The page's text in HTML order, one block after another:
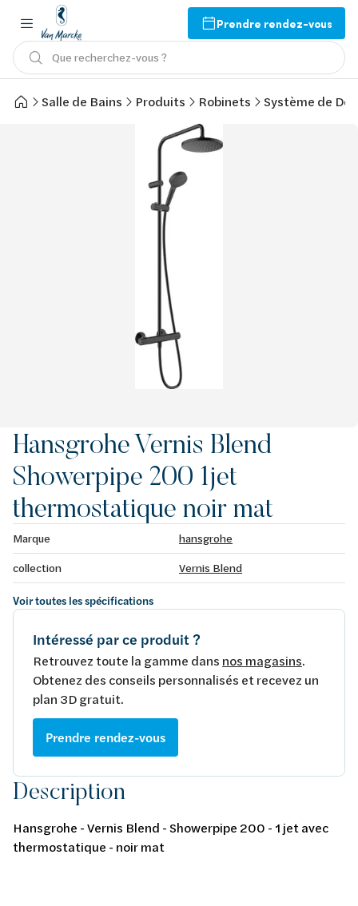
Prendre rendez-vous
Que recherchez-vous ?
Salle de Bains Produits Robinets Système de
Hansgrohe Vernis Blend
Showerpipe 200 1jet
thermostatique noir mat
Marque
hansgrohe
collection
Vernis Blend
Voir toutes les spécifications
Intéressé par ce produit ?
Retrouvez toute la gamme dans nos magasins.
Obtenez des conseils personnalisés et recevez un
plan 3D gratuit.
Prendre rendez-vous
Description
Hansgrohe - Vernis Blend - Showerpipe 200 - 1 jet avec
thermostatique - noir mat